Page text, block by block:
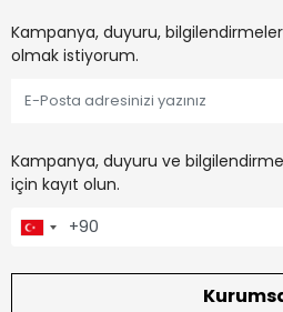
Kampanya, duyuru,
olmak istiyorum.
Kampanya, duyuru ve
için kayıt olun.